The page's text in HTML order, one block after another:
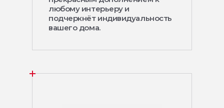
любому интерьеру и
подчеркнёт индивидуальность
вашего дома.